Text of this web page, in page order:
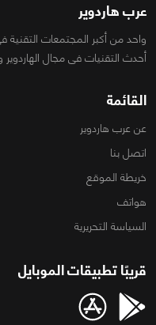
عرب هاردوير
واحد من أكبر المجتمعات
أحدث التقنيات فى مجال الهاردوير
القائمة
عن عرب هاردوير
اتصل بنا
خريطة الموقع
هواتف
السياسة التحريرية
قريبًا تطبيقات الموبايل